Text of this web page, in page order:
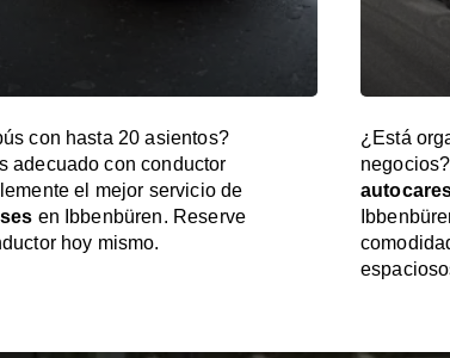
con hasta 20 asientos?
adecuado con conductor
el mejor servicio de
en Ibbenbüren. Reserve
hoy mismo.
¿Está